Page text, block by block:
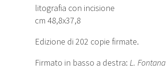
litografia con incisione
cm 48,8x37,8
Edizione di 202 copie firmate.
Firmato in basso a destra: L. Fontana